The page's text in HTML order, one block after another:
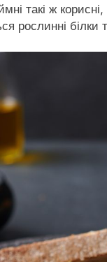
такі ж
рослинні білки